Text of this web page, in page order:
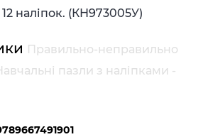
12 наліпок. (КН973005У)
Правильно-неправильно
пазли з наліпками -